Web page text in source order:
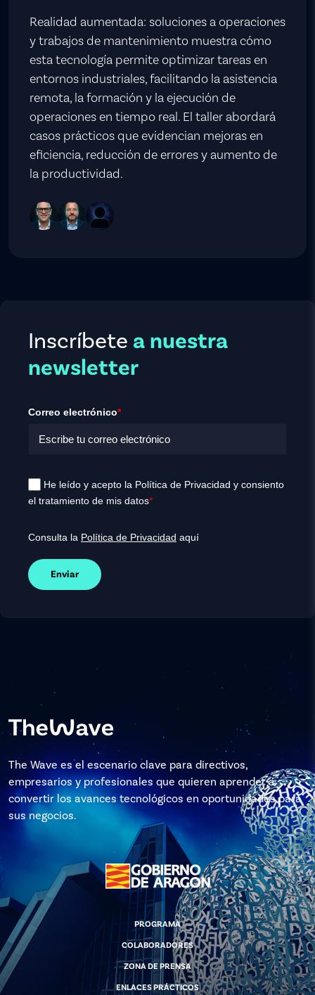
Realidad aumentada: soluciones a operaciones
y trabajos de mantenimiento muestra cómo
esta tecnología permite optimizar tareas en
entornos industriales, facilitando la asistencia
remota, la formación y la ejecución de
operaciones en tiempo real. El taller abordará
casos prácticos que evidencian mejoras en
eficiencia, reducción de errores y aumento de
la productividad.
Inscríbete a nuestra
newsletter
Correo electrónico*
He leído y acepto la Política de Privacidad y consiento
el tratamiento de mis datos*
Consulta la Política de Privacidad aquí
Enviar
The Wave es el escenario clave para directivos,
empresarios y profesionales que quieren aprender a
convertir los avances tecnológicos en oportunidades para
sus negocios.
PROGRAMA
COLABORADORES
ZONA DE PRENSA
ENLACES PRÁCTICOS